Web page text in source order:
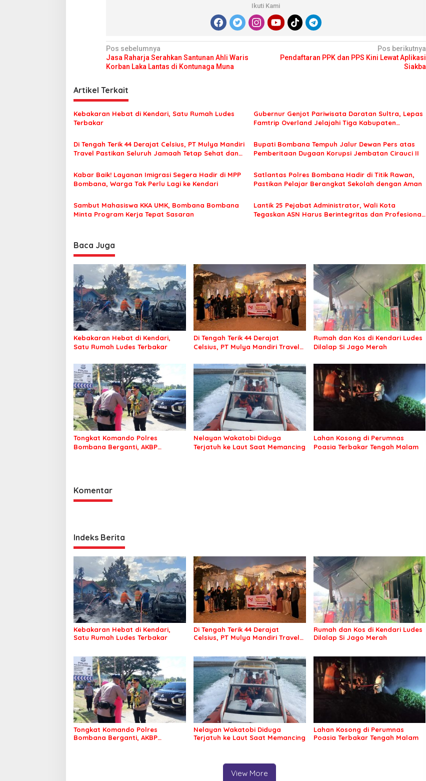
Ikuti Kami
N
a
i
g
a
i
o
s
Pos sebelumnya
Jasa Raharja Serahkan Santunan Ahli Waris
Korban Laka Lantas di Kontunaga Muna
Pos berikutnya
Pendaftaran PPK dan PPS Kini Lewat Aplikasi
Siakba
Artikel Terkait
Kebakaran Hebat di Kendari, Satu Rumah Ludes
Terbakar
Gubernur Genjot Pariwisata Daratan Sultra, Lepas
Famtrip Overland Jelajahi Tiga Kabupaten
Di Tengah Terik 44 Derajat Celsius, PT Mulya Mandiri
Travel Pastikan Seluruh Jamaah Tetap Sehat dan
Bupati Bombana Tempuh Jalur Dewan Pers atas
Pemberitaan Dugaan Korupsi Jembatan Cirauci II
Kabar Baik! Layanan Imigrasi Segera Hadir di MPP
Bombana, Warga Tak Perlu Lagi ke Kendari
Satlantas Polres Bombana Hadir di Titik Rawan,
Pastikan Pelajar Berangkat Sekolah dengan Aman
Sambut Mahasiswa KKA UMK, Bombana Bombana
Minta Program Kerja Tepat Sasaran
Lantik 25 Pejabat Administrator, Wali Kota
Tegaskan ASN Harus Berintegritas dan Profesional
Baca Juga
Kebakaran Hebat di Kendari,
Satu Rumah Ludes Terbakar
Di Tengah Terik 44 Derajat
Celsius, PT Mulya Mandiri Travel
Sehat dan Nyaman Beribadah
Rumah dan Kos di Kendari Ludes
Dilalap Si Jago Merah
Tongkat Komando Polres
Bombana Berganti, AKBP
Nelayan Wakatobi Diduga
Terjatuh ke Laut Saat Memancing
Lahan Kosong di Perumnas
Poasia Terbakar Tengah Malam
Komentar
Indeks Berita
Kebakaran Hebat di Kendari,
Satu Rumah Ludes Terbakar
Di Tengah Terik 44 Derajat
Celsius, PT Mulya Mandiri Travel
Rumah dan Kos di Kendari Ludes
Dilalap Si Jago Merah
Tongkat Komando Polres
Bombana Berganti, AKBP
Nelayan Wakatobi Diduga
Terjatuh ke Laut Saat Memancing
Lahan Kosong di Perumnas
Poasia Terbakar Tengah Malam
View More